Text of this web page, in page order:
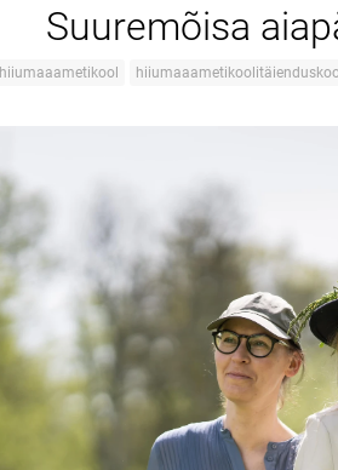
Suuremõisa
hiiumaaametikool